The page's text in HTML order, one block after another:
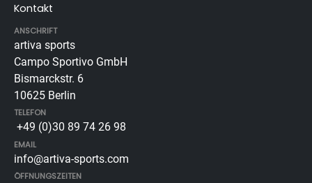
Kontakt
ANSCHRIFT
artiva sports
Campo Sportivo GmbH
Bismarckstr. 6
10625 Berlin
TELEFON
+49 (0)30 89 74 26 98
EMAIL
info@artiva-sports.com
ÖFFNUNGSZEITEN